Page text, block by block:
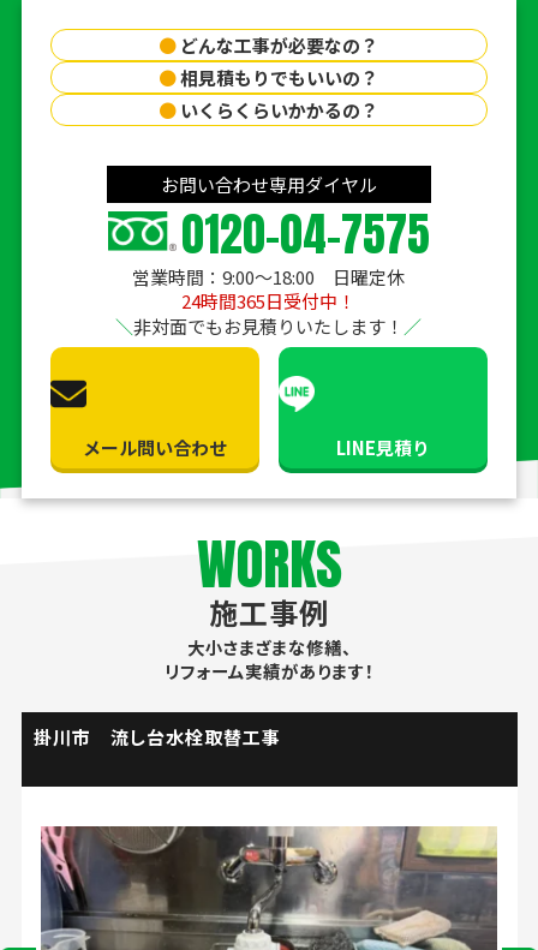
● どんな工事が必要なの？
●相見積もりでもいいの？
● いくらくらいかかるの？
お問い合わせ専用ダイヤル
0120-04-7575
営業時間：9:00〜18:00 日曜定休
24時間365日受付中！
非対面でもお見積りいたします！
メール問い合わせ LINE見積り
WORKS
施工事例
大小さまざまな修繕、
リフォーム実績があります！
掛川市 流し台水栓取替工事